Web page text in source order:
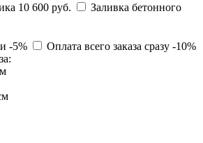
10 600 руб.
Заливка бетонного
-5% Оплата всего заказа сразу -10%